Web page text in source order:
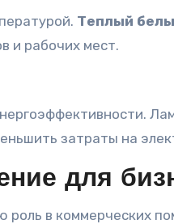
Теплый
и рабочих мест.
затраты на
для
в коммерческих